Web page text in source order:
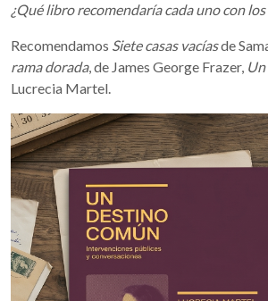
¿Qué libro recomendaría cada uno con
Recomendamos Siete casas vacíasde
rama dorada, de James George Frazer,
Lucrecia Martel.